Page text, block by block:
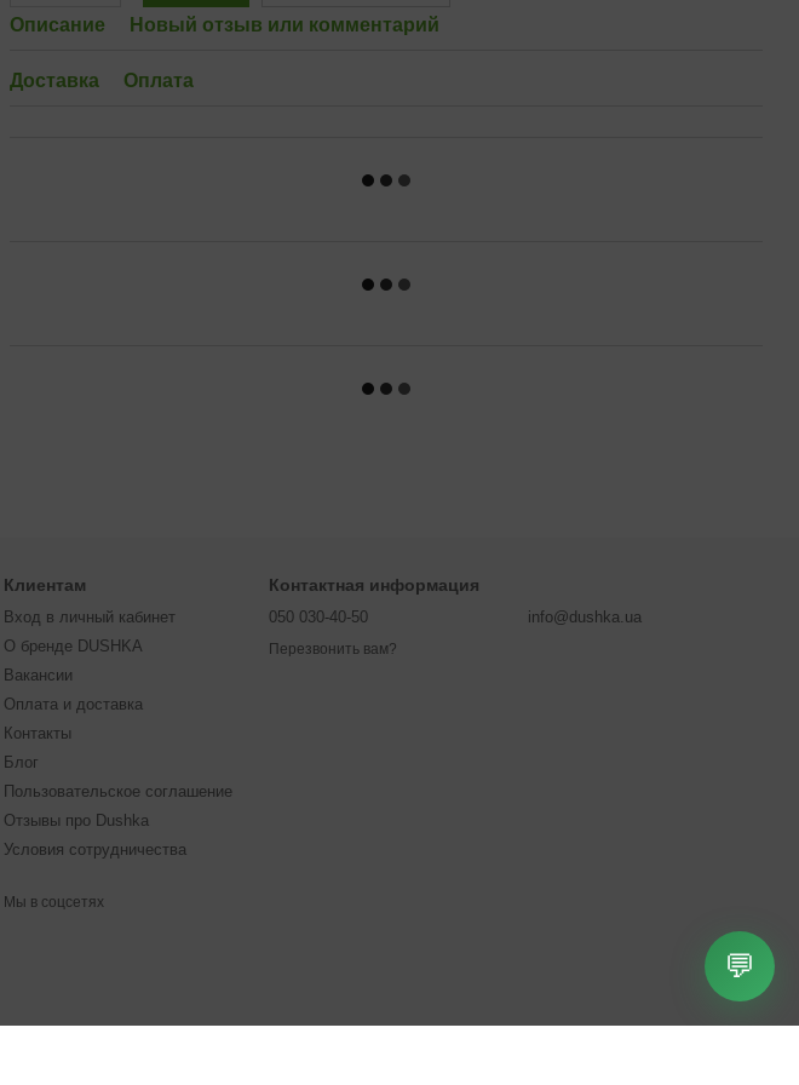
Описание Новый отзыв или комментарий
Доставка Оплата
Клиентам
Вход в личный кабинет
О бренде DUSHKA
Вакансии
Оплата и доставка
Контакты
Блог
Пользовательское соглашение
Отзывы про Dushka
Условия сотрудничества
Мы в соцсетях
Контактная информация
050 030-40-50
Перезвонить вам?
info@dushka.ua
💬